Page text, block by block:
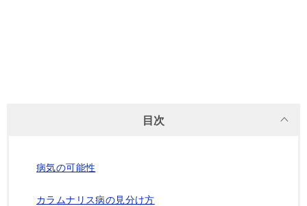
目次
病気の可能性
カラムナリス病の見分け方